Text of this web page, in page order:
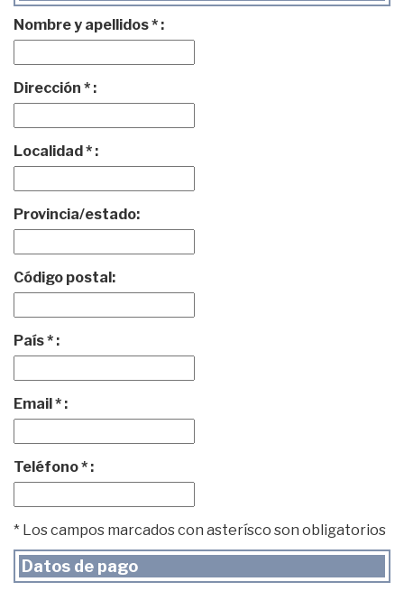
Nombre y apellidos * :
Dirección * :
Localidad * :
Provincia/estado:
Código postal:
País * :
Email * :
Teléfono * :
* Los campos marcados con asterísco son obligatorios
Datos de pago